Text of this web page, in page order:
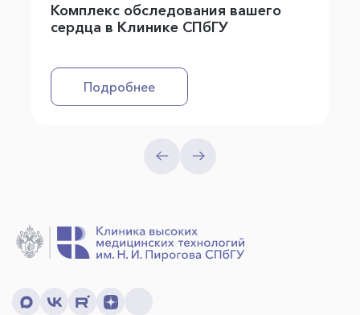
Комплекс обследования вашего
сердца в Клинике СПбГУ
Подробнее